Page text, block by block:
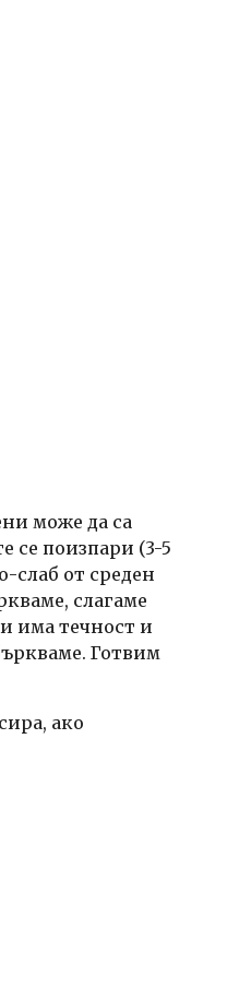
може да са
се поизпари (3-5
слаб от среден
слагаме
има течност и
Готвим
ако